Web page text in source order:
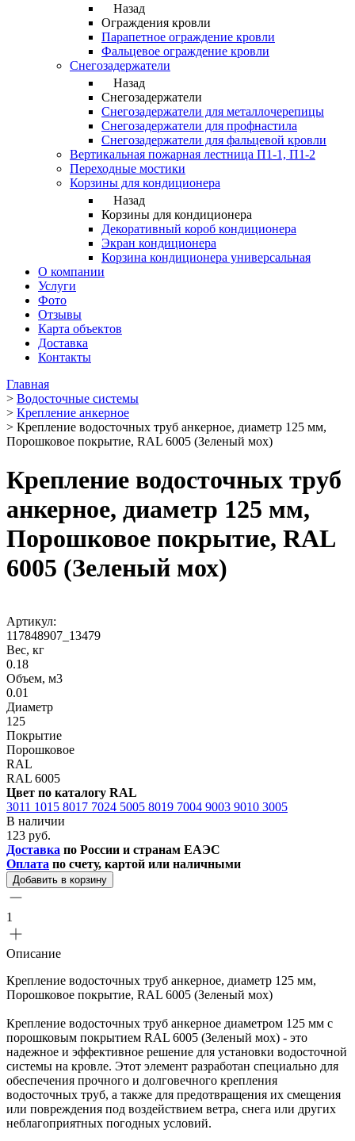
Назад
Ограждения кровли
Парапетное ограждение кровли
Фальцевое ограждение кровли
Снегозадержатели
Назад
Снегозадержатели
Снегозадержатели для металлочерепицы
Снегозадержатели для профнастила
Снегозадержатели для фальцевой кровли
Вертикальная пожарная лестница П1-1, П1-2
Переходные мостики
Корзины для кондиционера
Назад
Корзины для кондиционера
Декоративный короб кондиционера
Экран кондиционера
Корзина кондиционера универсальная
О компании
Услуги
Фото
Отзывы
Карта объектов
Доставка
Контакты
Главная
> Водосточные системы
> Крепление анкерное
> Крепление водосточных труб анкерное, диаметр 125 мм,
Порошковое покрытие, RAL 6005 (Зеленый мох)
Крепление водосточных труб
анкерное, диаметр 125 мм,
Порошковое покрытие, RAL
6005 (Зеленый мох)
Артикул:
117848907_13479
Вес, кг
0.18
Объем, м3
0.01
Диаметр
125
Покрытие
Порошковое
RAL
RAL 6005
Цвет по каталогу RAL
3011 1015 8017 7024 5005 8019 7004 9003 9010 3005
В наличии
123 руб.
Доставка по России и странам ЕАЭС
Оплата по счету, картой или наличными
Добавить в корзину
1
Описание
Крепление водосточных труб анкерное, диаметр 125 мм,
Порошковое покрытие, RAL 6005 (Зеленый мох)
Крепление водосточных труб анкерное диаметром 125 мм с
порошковым покрытием RAL 6005 (Зеленый мох) - это
надежное и эффективное решение для установки водосточной
системы на кровле. Этот элемент разработан специально для
обеспечения прочного и долговечного крепления
водосточных труб, а также для предотвращения их смещения
или повреждения под воздействием ветра, снега или других
неблагоприятных погодных условий.